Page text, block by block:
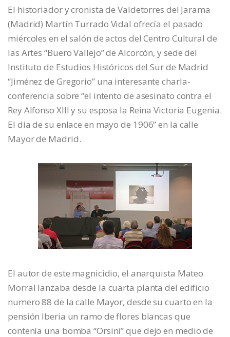
El historiador y cronista de Valdetorres del Jarama
(Madrid) Martín Turrado Vidal ofrecía el pasado
miércoles en el salón de actos del Centro Cultural de
las Artes “Buero Vallejo” de Alcorcón, y sede del
Instituto de Estudios Históricos del Sur de Madrid
“Jiménez de Gregorio” una interesante charla-
conferencia sobre “el intento de asesinato contra el
Rey Alfonso XIII y su esposa la Reina Victoria Eugenia.
El día de su enlace en mayo de 1906” en la calle
Mayor de Madrid.
El autor de este magnicidio, el anarquista Mateo
Morral lanzaba desde la cuarta planta del edificio
numero 88 de la calle Mayor, desde su cuarto en la
pensión Iberia un ramo de flores blancas que
contenía una bomba “Orsini” que dejo en medio de